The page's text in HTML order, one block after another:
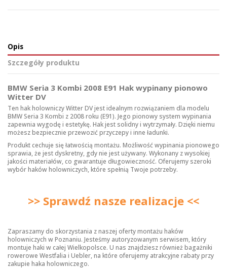
Opis
Szczegóły produktu
BMW Seria 3 Kombi 2008 E91 Hak wypinany pionowo
Witter DV
Ten hak holowniczy Witter DV jest idealnym rozwiązaniem dla modelu
BMW Seria 3 Kombi z 2008 roku (E91). Jego pionowy system wypinania
zapewnia wygodę i estetykę. Hak jest solidny i wytrzymały. Dzięki niemu
możesz bezpiecznie przewozić przyczepy i inne ładunki.
Produkt cechuje się łatwością montażu. Możliwość wypinania pionowego
sprawia, że jest dyskretny, gdy nie jest używany. Wykonany z wysokiej
jakości materiałów, co gwarantuje długowieczność. Oferujemy szeroki
wybórhaków holowniczych, które spełnią Twoje potrzeby.
>> Sprawdź nasze realizacje <<
Zapraszamy do skorzystania z naszej oferty montażu haków
holowniczych w Poznaniu. Jesteśmy autoryzowanym serwisem, który
montuje haki w całej Wielkopolsce. U nas znajdziesz również bagażniki
rowerowe Westfalia i Uebler, na które oferujemy atrakcyjne rabaty przy
zakupie haka holowniczego.